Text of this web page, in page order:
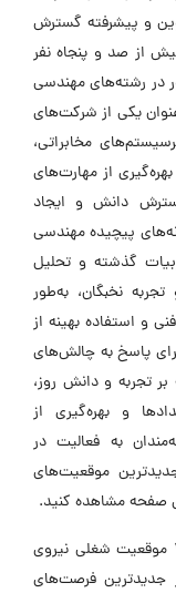
و پیشرفته گسترش
از صد و پنجاه نفر
در رشته‌های مهندسی
یکی از شرکت‌های
مخابراتی،
از مهارت‌های
دانش و ایجاد
پیچیده مهندسی
گذشته و تحلیل
نخبگان، به‌طور
و استفاده بهینه از
پاسخ به چالش‌های
بر تجربه و دانش روز،
و بهره‌گیری از
به فعالیت در
موقعیت‌های
صفحه مشاهده کنید.
ره‌آورد صنعت هزاره در حال حاضر در ۷ موقعیت شغلی نیروی
جدیدترین فرصت‌های